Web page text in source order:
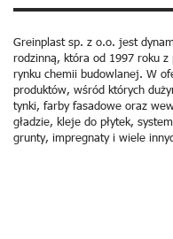
Greinplast sp. z o.o. jest
rodzinną, która od 1997 roku
rynku chemii budowlanej. W
produktów, wśród których
tynki, farby fasadowe oraz
gładzie, kleje do płytek,
grunty, impregnaty i wiele